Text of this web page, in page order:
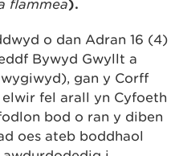
flammea).
o dan Adran 16 (4)
Bywyd Gwyllt a
gan y Corff
fel arall yn Cyfoeth
bod o ran y diben
oes ateb boddhaol